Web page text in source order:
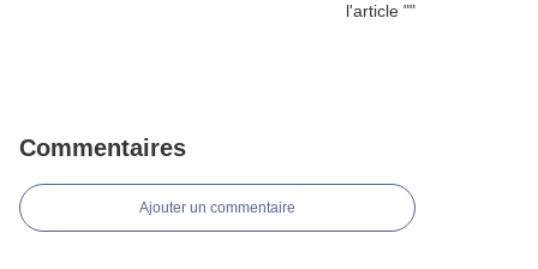
Commentaires
Ajouter un commentaire